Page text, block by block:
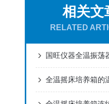
相关文
RELATED